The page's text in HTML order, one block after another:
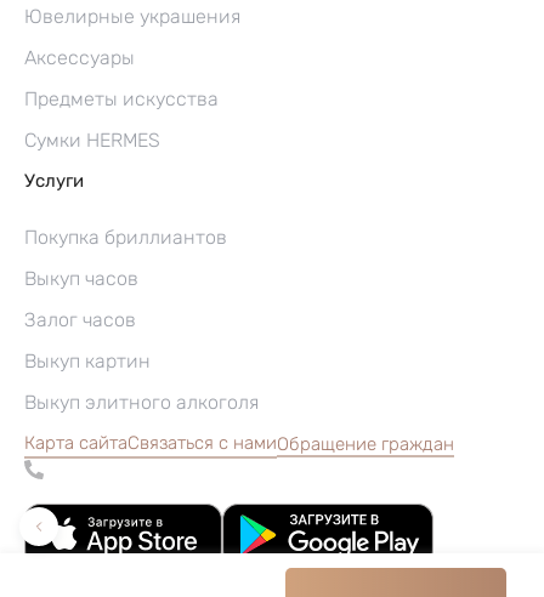
Ювелирные украшения
Аксессуары
Предметы искусства
Сумки HERMES
Услуги
Покупка бриллиантов
Выкуп часов
Залог часов
Выкуп картин
Выкуп элитного алкоголя
Карта сайтаСвязаться с намиОбращение граждан